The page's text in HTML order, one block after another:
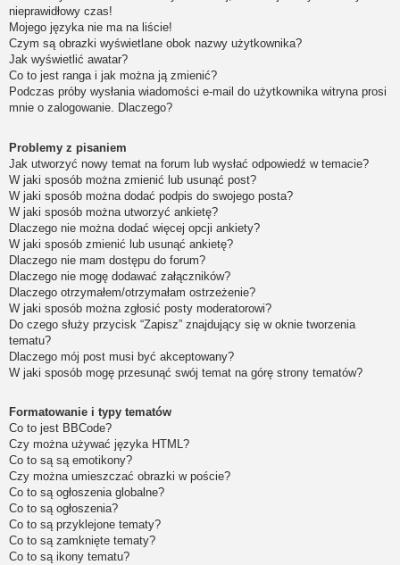
nieprawidłowy czas!
Mojego języka nie ma na liście!
Czym są obrazki wyświetlane obok nazwy użytkownika?
Jak wyświetlić awatar?
Co to jest ranga i jak można ją zmienić?
Podczas próby wysłania wiadomości e-mail do użytkownika witryna prosi
mnie o zalogowanie. Dlaczego?
Problemy z pisaniem
Jak utworzyć nowy temat na forum lub wysłać odpowiedź w temacie?
W jaki sposób można zmienić lub usunąć post?
W jaki sposób można dodać podpis do swojego posta?
W jaki sposób można utworzyć ankietę?
Dlaczego nie można dodać więcej opcji ankiety?
W jaki sposób zmienić lub usunąć ankietę?
Dlaczego nie mam dostępu do forum?
Dlaczego nie mogę dodawać załączników?
Dlaczego otrzymałem/otrzymałam ostrzeżenie?
W jaki sposób można zgłosić posty moderatorowi?
Do czego służy przycisk “Zapisz” znajdujący się w oknie tworzenia
tematu?
Dlaczego mój post musi być akceptowany?
W jaki sposób mogę przesunąć swój temat na górę strony tematów?
Formatowanie i typy tematów
Co to jest BBCode?
Czy można używać języka HTML?
Co to są są emotikony?
Czy można umieszczać obrazki w poście?
Co to są ogłoszenia globalne?
Co to są ogłoszenia?
Co to są przyklejone tematy?
Co to są zamknięte tematy?
Co to są ikony tematu?